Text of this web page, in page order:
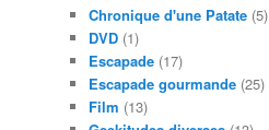
Chronique d'une Patate (5)
DVD (1)
Escapade (17)
Escapade gourmande (25)
Film (13)